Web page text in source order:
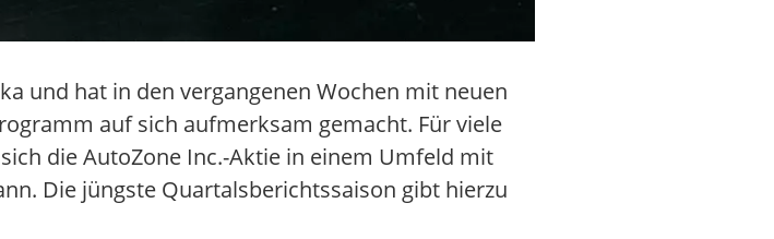
und hat in den vergangenen Wochen mit neuen
auf sich aufmerksam gemacht. Für viele
die AutoZone Inc.-Aktie in einem Umfeld mit
Die jüngste Quartalsberichtssaison gibt hierzu